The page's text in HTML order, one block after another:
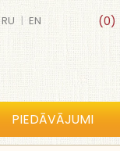
(0)
RU | EN
PIEDĀVĀJUMI